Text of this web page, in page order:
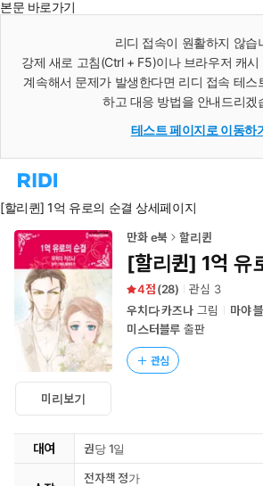
본문 바로가기
리디 접속이 원활하지 않습
강제 새로 고침(Ctrl + F5)이나 브라우저 캐
계속해서 문제가 발생한다면 리디 접속 테스
하고 대응 방법을 안내드리겠
테스트 페이지로 이동하
리
홈
로
이
동
[할리퀸] 1억 유로의 순결 상세페이지
미리보기
만화 e북 할리퀸
[할리퀸] 1억 유
4 (28) 관심 3
우치다 카즈나 그림 마야
미스터블루 출판
관심
대여 권당 1일
전자책 정가